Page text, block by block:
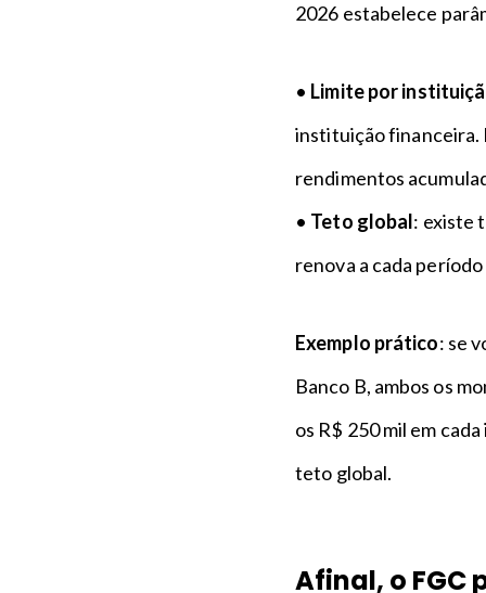
2026 estabelece
• Limite por
instituição financeira.
rendimentos
• Teto global: existe
renova a cada
Exemplo prático: se
Banco B, ambos os
os R$ 250 mil em
teto global.
Afinal, o FGC